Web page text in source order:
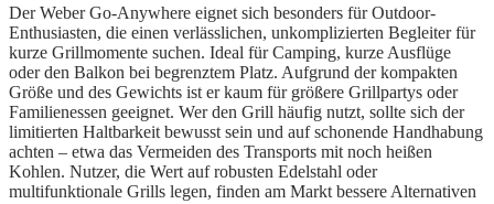
Der Weber Go-Anywhere eignet sich besonders für Outdoor-
Enthusiasten, die einen verlässlichen, unkomplizierten Begleiter für
kurze Grillmomente suchen. Ideal für Camping, kurze Ausflüge
oder den Balkon bei begrenztem Platz. Aufgrund der kompakten
Größe und des Gewichts ist er kaum für größere Grillpartys oder
Familienessen geeignet. Wer den Grill häufig nutzt, sollte sich der
limitierten Haltbarkeit bewusst sein und auf schonende Handhabung
achten – etwa das Vermeiden des Transports mit noch heißen
Kohlen. Nutzer, die Wert auf robusten Edelstahl oder
multifunktionale Grills legen, finden am Markt bessere Alternativen